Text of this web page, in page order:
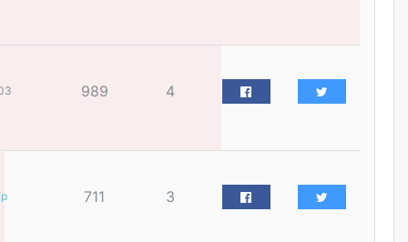
дурдлаа
Өмгөөлөгч Б.Оюунбилэг:
989 4
711 3